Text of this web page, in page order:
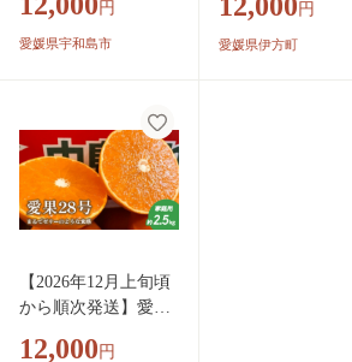
愛媛ミカン 蜜柑 み
かん mikan 果物 くだ
直送 数量限定 国産
愛媛 宇和島 B012-20
8001
円
愛媛県宇和島市
ーツ 愛媛県産 農
送 ※離島への配
円
愛媛県伊方町
【2026年12月上旬頃
から順次発送】愛果2
品種) 約2.5kg 家庭用
12,000 円